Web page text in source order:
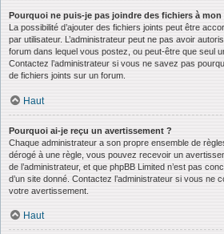
Pourquoi ne puis-je pas joindre des fichiers à mon
La possibilité d’ajouter des fichiers joints peut être
par utilisateur. L’administrateur peut ne pas avoir
forum dans lequel vous postez, ou peut-être que seul
Contactez l’administrateur si vous ne savez pas
de fichiers joints sur un forum.
Haut
Pourquoi ai-je reçu un avertissement ?
Chaque administrateur a son propre ensemble de
dérogé à une règle, vous pouvez recevoir un
de l’administrateur, et que phpBB Limited n’est pas
d’un site donné. Contactez l’administrateur si vous ne
votre avertissement.
Haut